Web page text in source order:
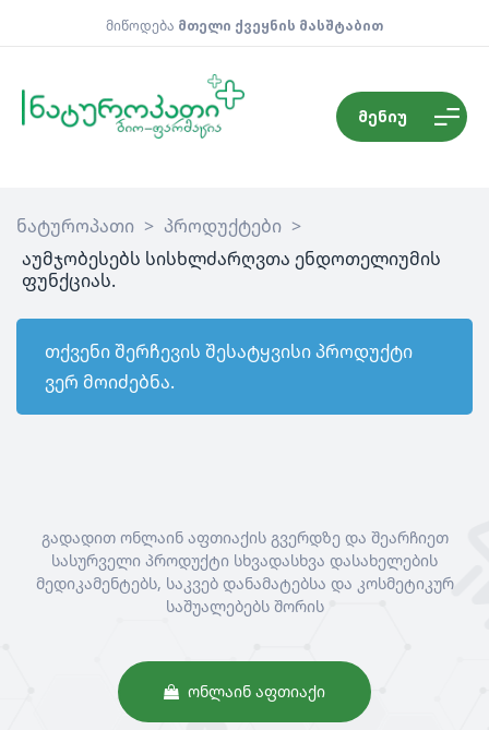
მიწოდება მთელი ქვეყნის მასშტაბით
მენიუ
ნატუროპათი > პროდუქტები >
აუმჯობესებს სისხლძარღვთა ენდოთელიუმის
ფუნქციას.
თქვენი შერჩევის შესატყვისი პროდუქტი
ვერ მოიძებნა.
გადადით ონლაინ აფთიაქის გვერდზე და შეარჩიეთ
სასურველი პროდუქტი სხვადასხვა დასახელების
მედიკამენტებს, საკვებ დანამატებსა და კოსმეტიკურ
საშუალებებს შორის
ᲝᲜᲚᲐᲘᲜ ᲐᲤᲗᲘᲐᲥᲘ